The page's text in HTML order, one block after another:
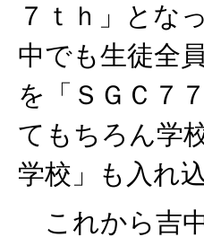
７ｔｈ」とな
中でも生徒全
を「ＳＧＣ７
てもちろん学
学校」も入れ
これから吉